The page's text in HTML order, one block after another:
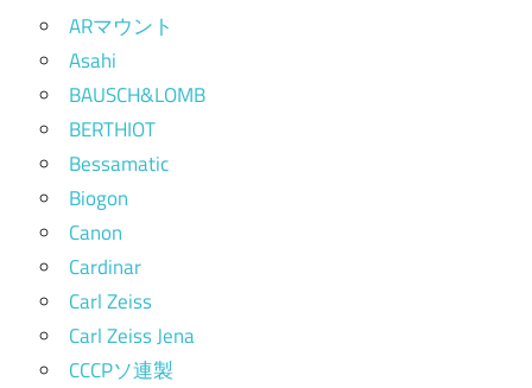
ARマウント
Asahi
BAUSCH&LOMB
BERTHIOT
Bessamatic
Biogon
Canon
Cardinar
Carl Zeiss
Carl Zeiss Jena
CCCPソ連製